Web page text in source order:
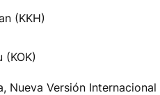
(KKH)
(KOK)
Nueva Versión Internacional